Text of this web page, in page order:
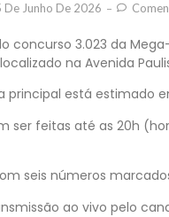
De Junho De 2026
concurso 3.023 da
na Avenida
principal está estimado
ser feitas até as 20h
seis números
ao vivo pelo